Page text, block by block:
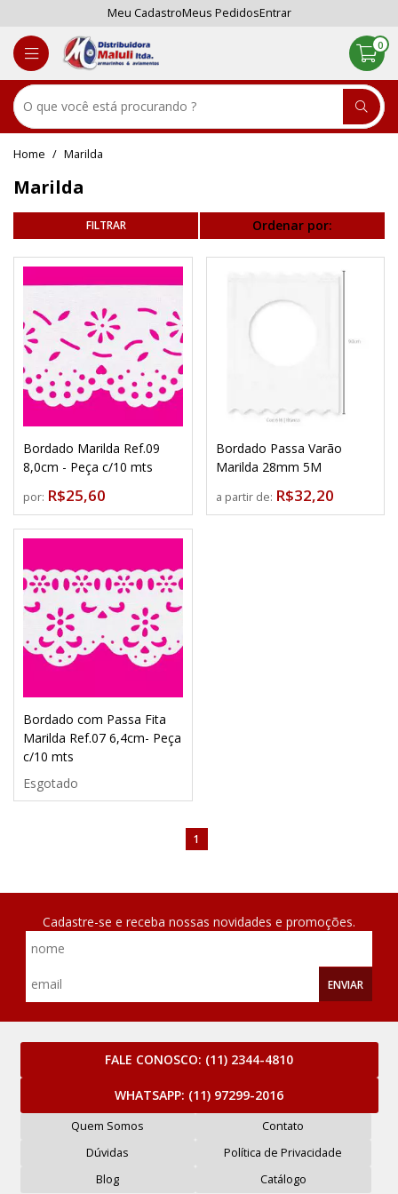
Meu CadastroMeus PedidosEntrar
0
Marilda
Marilda
Ordenar por:
Bordado Marilda Ref.09
8,0cm - Peça c/10 mts
por: R$25,60
Bordado Passa Varão
Marilda 28mm 5M
a partir de: R$32,20
Bordado com Passa Fita
Marilda Ref.07 6,4cm- Peça
c/10 mts
Esgotado
1
Cadastre-se e receba nossas novidades e promoções.
ENVIAR
FALE CONOSCO: (11) 2344-4810
WHATSAPP: (11) 97299-2016
Quem Somos
Contato
Dúvidas
Política de Privacidade
Blog
Catálogo